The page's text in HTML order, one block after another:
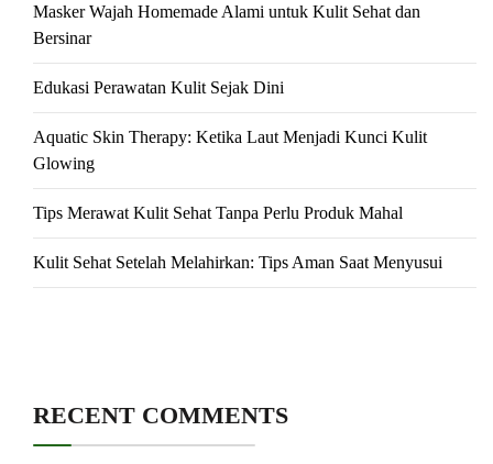
Masker Wajah Homemade Alami untuk Kulit Sehat dan
Bersinar
Edukasi Perawatan Kulit Sejak Dini
Aquatic Skin Therapy: Ketika Laut Menjadi Kunci Kulit
Glowing
Tips Merawat Kulit Sehat Tanpa Perlu Produk Mahal
Kulit Sehat Setelah Melahirkan: Tips Aman Saat Menyusui
RECENT COMMENTS